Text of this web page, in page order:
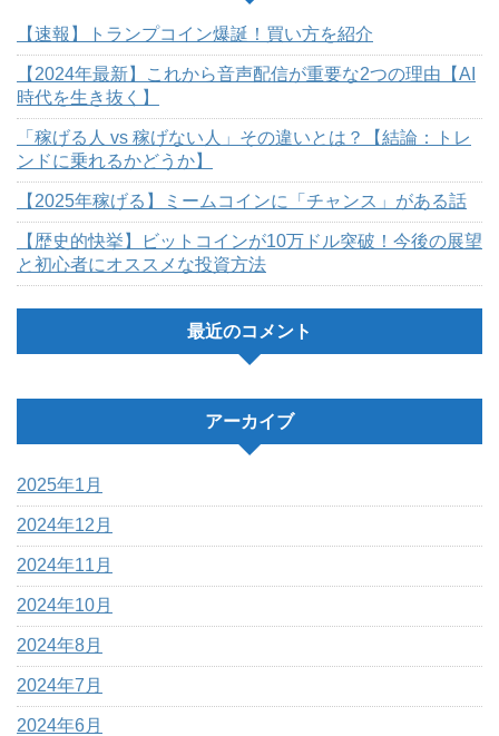
【速報】トランプコイン爆誕！買い方を紹介
【2024年最新】これから音声配信が重要な2つの理由【AI
時代を生き抜く】
「稼げる人 vs 稼げない人」その違いとは？【結論：トレ
ンドに乗れるかどうか】
【2025年稼げる】ミームコインに「チャンス」がある話
【歴史的快挙】ビットコインが10万ドル突破！今後の展望
と初心者にオススメな投資方法
最近のコメント
アーカイブ
2025年1月
2024年12月
2024年11月
2024年10月
2024年8月
2024年7月
2024年6月